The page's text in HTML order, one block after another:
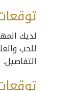
لديك
للحب
التفاصيل.